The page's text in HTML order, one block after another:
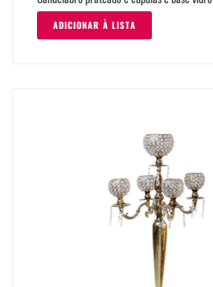
ADICIONAR À LISTA